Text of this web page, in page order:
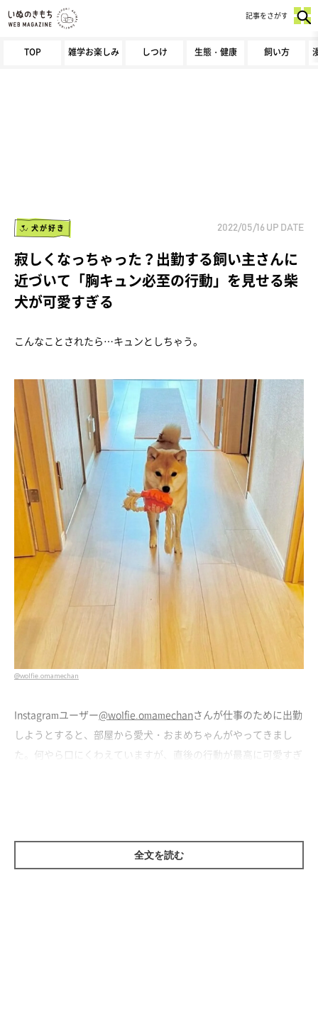
TOP 雑学お楽しみ しつけ 生態・健康 飼い方
記事をさがす
犬が好き 2022/05/16 UP DATE
寂しくなっちゃった？出勤する飼い主さんに
近づいて「胸キュン必至の行動」を見せる柴
犬が可愛すぎる
こんなことされたら…キュンとしちゃう。
@wolfie.omamechan
Instagramユーザー@wolfie.omamechanさんが仕事のために出勤
しようとすると、部屋から愛犬・おまめちゃんがやってきまし
た。何やら口にくわえていますが、直後の行動が最高に可愛すぎ
出勤が寂しくなっちゃった？
全文を読む